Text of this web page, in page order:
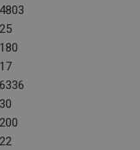
4803
25
180
17
6336
30
200
22